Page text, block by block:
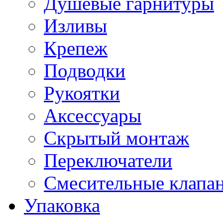
Изливы
Крепеж
Подводки
Рукоятки
Аксессуары
Скрытый монтаж
Переключатели
Смесительные
Упаковка